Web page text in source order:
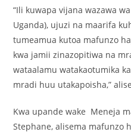
“Ili kuwapa vijana wazawa
Uganda), ujuzi na maarifa
tumeamua kutoa mafunzo
kwa jamii zinazopitiwa na
wataalamu watakaotumika
mradi huu utakapoisha,”
Kwa upande wake Meneja
Stephane, alisema mafunzo